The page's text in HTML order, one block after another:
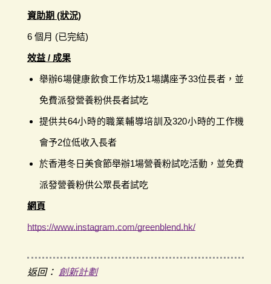
資助期 (狀況)
6 個月 (已完結)
效益 / 成果
舉辦6場健康飲食工作坊及1場講座予33位長者，並
免費派發營養粉供長者試吃
提供共64小時的職業輔導培訓及320小時的工作機
會予2位低收入長者
於香港冬日美食節舉辦1場營養粉試吃活動，並免費
派發營養粉供公眾長者試吃
網頁
https://www.instagram.com/greenblend.hk/
返回： 創新計劃